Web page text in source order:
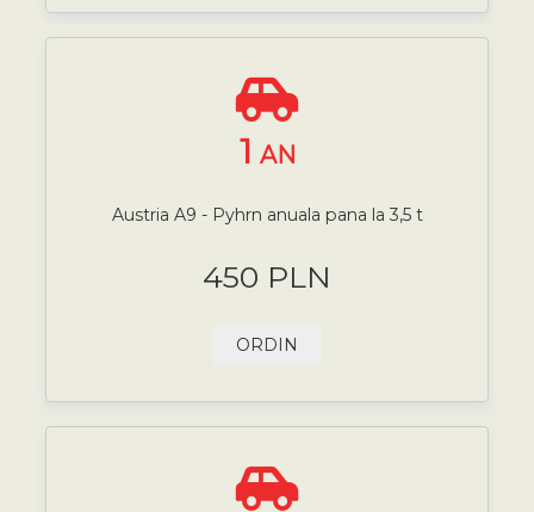
1 AN
Austria A9 - Pyhrn anuala pana la 3,5 t
450 PLN
ORDIN